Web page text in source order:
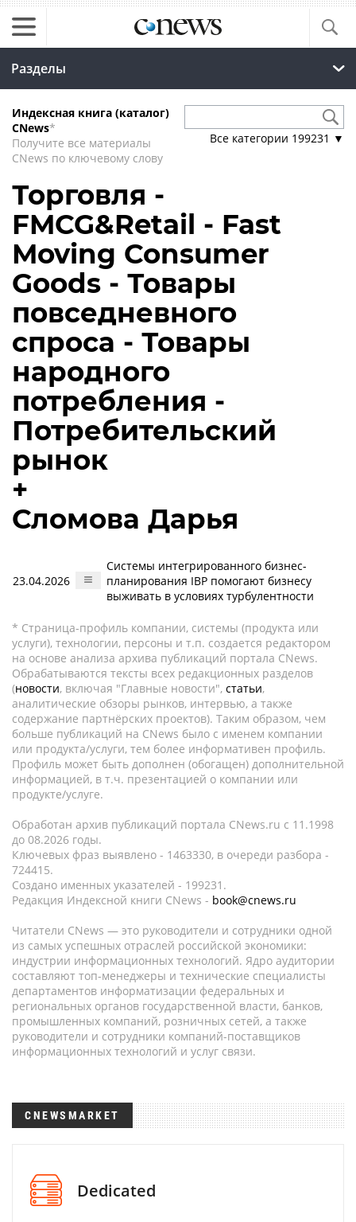
Разделы
Индексная книга (каталог)
CNews*
Получите все материалы
CNews по ключевому слову
Все категории 199231 ▼
Торговля -
FMCG&Retail - Fast
Moving Consumer
Goods - Товары
повседневного
спроса - Товары
народного
потребления -
Потребительский
рынок
+
Сломова Дарья
23.04.2026
Системы интегрированного бизнес-
планирования IBP помогают бизнесу
выживать в условиях турбулентности
* Страница-профиль компании, системы (продукта или
услуги), технологии, персоны и т.п. создается редактором
на основе анализа архива публикаций портала CNews.
Обрабатываются тексты всех редакционных разделов
(новости, включая "Главные новости", статьи,
аналитические обзоры рынков, интервью, а также
содержание партнёрских проектов). Таким образом, чем
больше публикаций на CNews было с именем компании
или продукта/услуги, тем более информативен профиль.
Профиль может быть дополнен (обогащен) дополнительной
информацией, в т.ч. презентацией о компании или
продукте/услуге.
Обработан архив публикаций портала CNews.ru c 11.1998
до 08.2026 годы.
Ключевых фраз выявлено - 1463330, в очереди разбора -
724415.
Создано именных указателей - 199231.
Редакция Индексной книги CNews - book@cnews.ru
Читатели CNews — это руководители и сотрудники одной
из самых успешных отраслей российской экономики:
индустрии информационных технологий. Ядро аудитории
составляют топ-менеджеры и технические специалисты
департаментов информатизации федеральных и
региональных органов государственной власти, банков,
промышленных компаний, розничных сетей, а также
руководители и сотрудники компаний-поставщиков
информационных технологий и услуг связи.
CNEWSMARKET
Dedicated